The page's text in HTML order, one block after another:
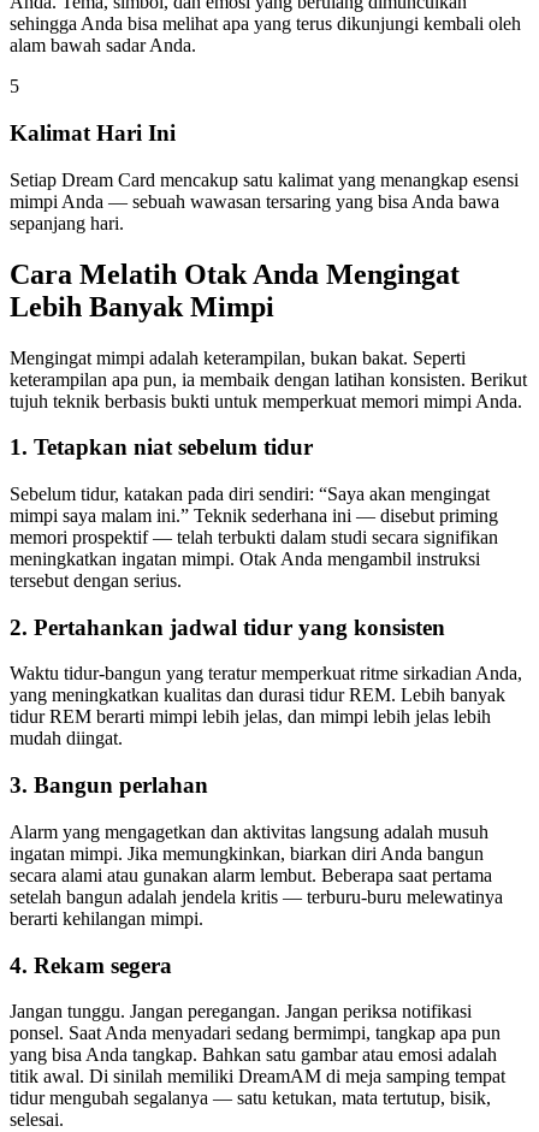
sehingga Anda bisa melihat apa yang terus dikunjungi kembali oleh
alam bawah sadar Anda.
5
Kalimat Hari Ini
Setiap Dream Card mencakup satu kalimat yang menangkap esensi
mimpi Anda — sebuah wawasan tersaring yang bisa Anda bawa
sepanjang hari.
Cara Melatih Otak Anda Mengingat
Lebih Banyak Mimpi
Mengingat mimpi adalah keterampilan, bukan bakat. Seperti
keterampilan apa pun, ia membaik dengan latihan konsisten. Berikut
tujuh teknik berbasis bukti untuk memperkuat memori mimpi Anda.
1. Tetapkan niat sebelum tidur
Sebelum tidur, katakan pada diri sendiri: “Saya akan mengingat
mimpi saya malam ini.” Teknik sederhana ini — disebut priming
memori prospektif — telah terbukti dalam studi secara signifikan
meningkatkan ingatan mimpi. Otak Anda mengambil instruksi
tersebut dengan serius.
2. Pertahankan jadwal tidur yang konsisten
Waktu tidur-bangun yang teratur memperkuat ritme sirkadian Anda,
yang meningkatkan kualitas dan durasi tidur REM. Lebih banyak
tidur REM berarti mimpi lebih jelas, dan mimpi lebih jelas lebih
mudah diingat.
3. Bangun perlahan
Alarm yang mengagetkan dan aktivitas langsung adalah musuh
ingatan mimpi. Jika memungkinkan, biarkan diri Anda bangun
secara alami atau gunakan alarm lembut. Beberapa saat pertama
setelah bangun adalah jendela kritis — terburu-buru melewatinya
berarti kehilangan mimpi.
4. Rekam segera
Jangan tunggu. Jangan peregangan. Jangan periksa notifikasi
ponsel. Saat Anda menyadari sedang bermimpi, tangkap apa pun
yang bisa Anda tangkap. Bahkan satu gambar atau emosi adalah
titik awal. Di sinilah memiliki DreamAM di meja samping tempat
tidur mengubah segalanya — satu ketukan, mata tertutup, bisik,
selesai.